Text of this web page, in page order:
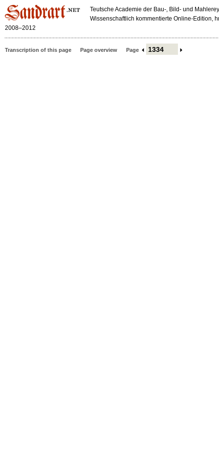
Teutsche Academie der Bau-, Bild- und
Wissenschaftlich kommentierte Online-Edition,
2008–2012
Transcription of this page Page overview Page